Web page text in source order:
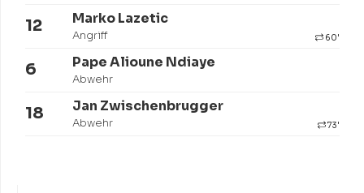
12 Marko Lazetic
Angriff 60'
6 Pape Alioune Ndiaye
Abwehr
18 Jan Zwischenbrugger
Abwehr 73'